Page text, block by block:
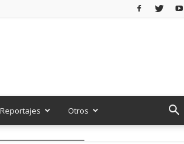
Reportajes Otros